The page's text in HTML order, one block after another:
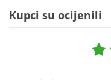
Kupci su ocijenili